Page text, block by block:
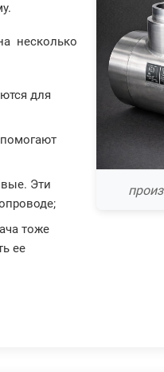
несколько
для
Эти
тоже
ее